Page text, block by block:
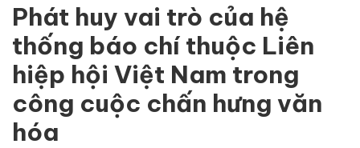
Phát huy vai trò của hệ
thống báo chí thuộc Liên
hiệp hội Việt Nam trong
công cuộc chấn hưng văn
hóa